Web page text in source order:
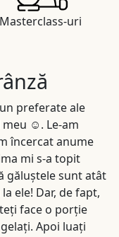
Masterclass-uri
preferate ale
meu ☺️. Le-am
încercat anume
mi s-a topit
găluștele sunt atât
ele! Dar, de fapt,
face o porție
Apoi luați